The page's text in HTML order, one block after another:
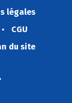
légales
CGU
du site